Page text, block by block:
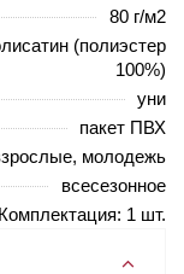
80 г/м2
(полиэстер
100%)
уни
пакет ПВХ
молодежь
всесезонное
Комплектация: 1 шт.